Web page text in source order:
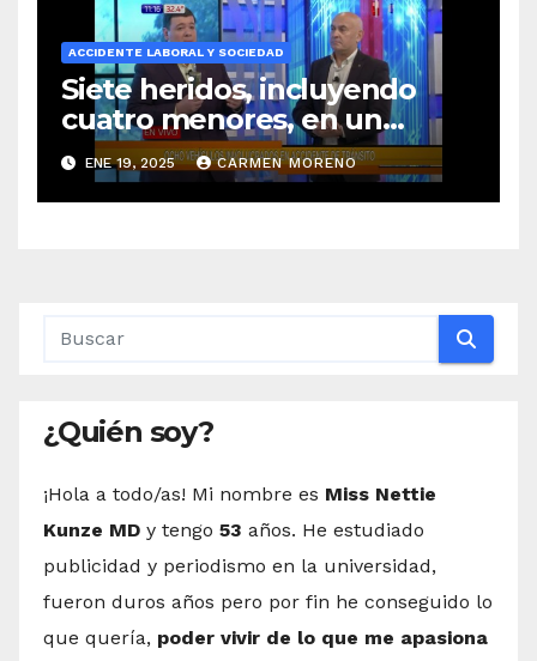
ACCIDENTE LABORAL Y SOCIEDAD
Siete heridos, incluyendo
cuatro menores, en un
choque múltiple en la
carretera A-367 en Ronda
ENE 19, 2025 CARMEN MORENO
¿Quién soy?
¡Hola a todo/as! Mi nombre es Miss Nettie
Kunze MD y tengo 53 años. He estudiado
publicidad y periodismo en la universidad,
fueron duros años pero por fin he conseguido lo
que quería, poder vivir de lo que me apasiona